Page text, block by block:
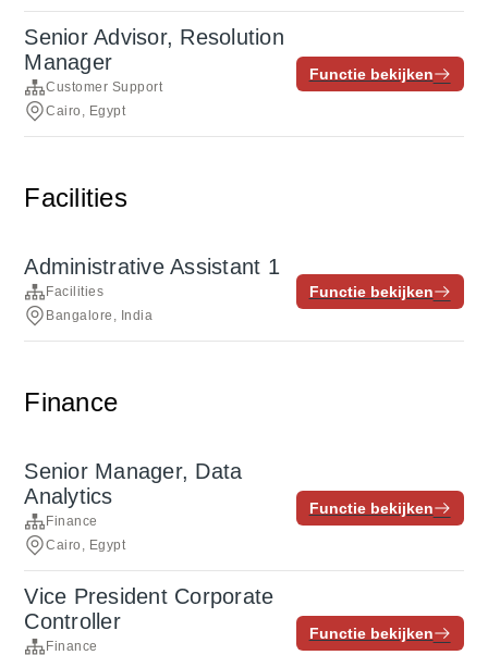
Senior Advisor, Resolution
Manager
Customer Support
Cairo, Egypt
Functie bekijken
Facilities
Administrative Assistant 1
Facilities
Bangalore, India
Functie bekijken
Finance
Senior Manager, Data
Analytics
Finance
Cairo, Egypt
Functie bekijken
Vice President Corporate
Controller
Finance
Functie bekijken